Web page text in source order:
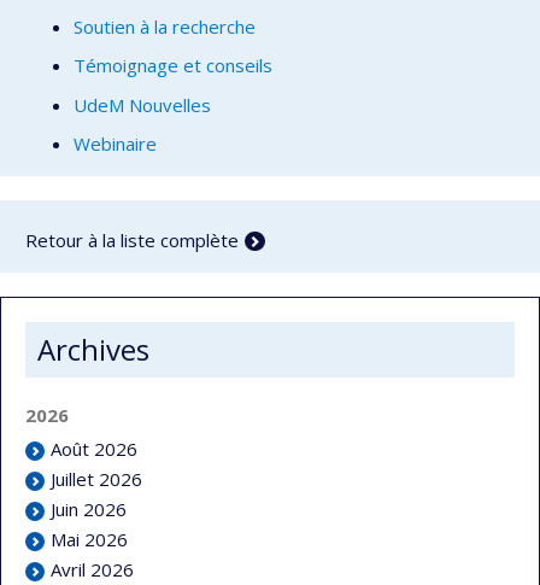
Soutien à la recherche
Témoignage et conseils
UdeM Nouvelles
Webinaire
Retour à la liste complète
Archives
2026
Août 2026
Juillet 2026
Juin 2026
Mai 2026
Avril 2026